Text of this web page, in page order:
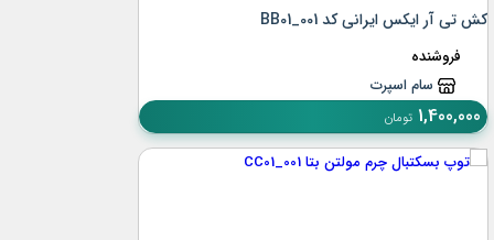
کش تی آر ایکس ایرانی کد BB01_001
فروشنده
سام اسپرت
1,400,000 تومان